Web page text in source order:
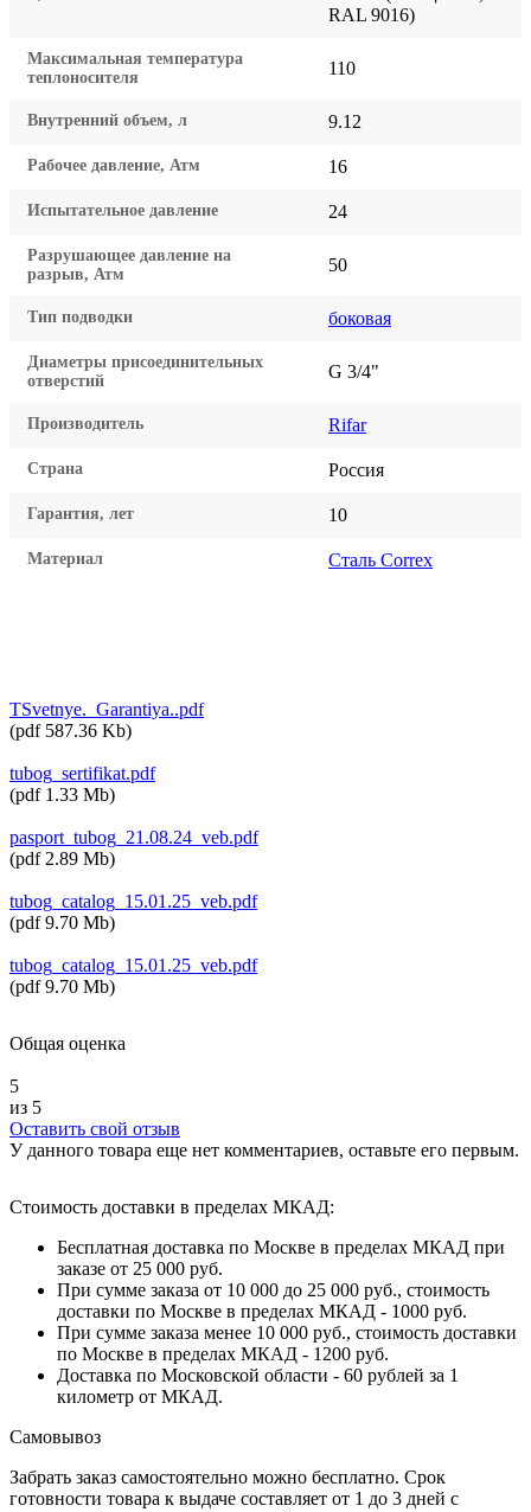
RAL 9016)
Максимальная температура
теплоносителя
110
Внутренний объем, л 9.12
Рабочее давление, Атм 16
Испытательное давление 24
Разрушающее давление на
разрыв, Атм
50
Тип подводки боковая
Диаметры присоединительных
отверстий
G 3/4"
Производитель Rifar
Страна Россия
Гарантия, лет 10
Материал Сталь Correx
TSvetnye._Garantiya..pdf
(pdf 587.36 Kb)
tubog_sertifikat.pdf
(pdf 1.33 Mb)
pasport_tubog_21.08.24_veb.pdf
(pdf 2.89 Mb)
tubog_catalog_15.01.25_veb.pdf
(pdf 9.70 Mb)
tubog_catalog_15.01.25_veb.pdf
(pdf 9.70 Mb)
Общая оценка
5
из 5
Оставить свой отзыв
У данного товара еще нет комментариев, оставьте его первым.
Стоимость доставки в пределах МКАД:
Бесплатная доставка по Москве в пределах МКАД при
заказе от 25 000 руб.
При сумме заказа от 10 000 до 25 000 руб., стоимость
доставки по Москве в пределах МКАД - 1000 руб.
При сумме заказа менее 10 000 руб., стоимость доставки
по Москве в пределах МКАД - 1200 руб.
Доставка по Московской области - 60 рублей за 1
километр от МКАД.
Самовывоз
Забрать заказ самостоятельно можно бесплатно. Срок
готовности товара к выдаче составляет от 1 до 3 дней с